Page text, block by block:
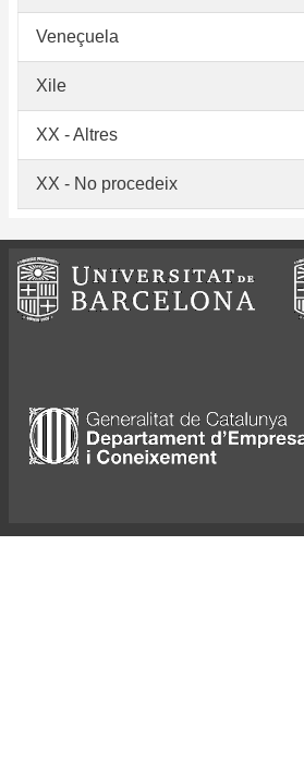
Veneçuela
Xile
XX - Altres
XX - No procedeix